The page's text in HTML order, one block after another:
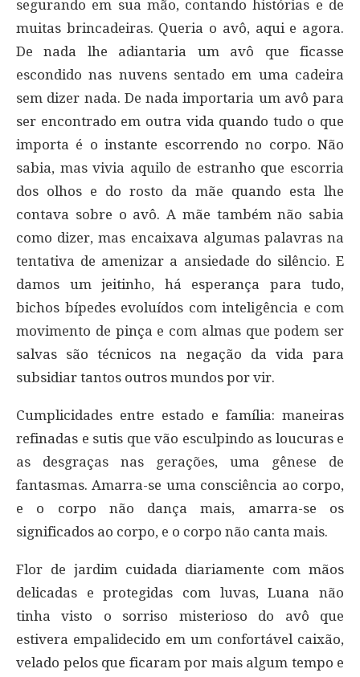
segurando em sua mão, contando histórias e de
muitas brincadeiras. Queria o avô, aqui e agora.
De nada lhe adiantaria um avô que ficasse
escondido nas nuvens sentado em uma cadeira
sem dizer nada. De nada importaria um avô para
ser encontrado em outra vida quando tudo o que
importa é o instante escorrendo no corpo. Não
sabia, mas vivia aquilo de estranho que escorria
dos olhos e do rosto da mãe quando esta lhe
contava sobre o avô. A mãe também não sabia
como dizer, mas encaixava algumas palavras na
tentativa de amenizar a ansiedade do silêncio. E
damos um jeitinho, há esperança para tudo,
bichos bípedes evoluídos com inteligência e com
movimento de pinça e com almas que podem ser
salvas são técnicos na negação da vida para
subsidiar tantos outros mundos por vir.
Cumplicidades entre estado e família: maneiras
refinadas e sutis que vão esculpindo as loucuras e
as desgraças nas gerações, uma gênese de
fantasmas. Amarra-se uma consciência ao corpo,
e o corpo não dança mais, amarra-se os
significados ao corpo, e o corpo não canta mais.
Flor de jardim cuidada diariamente com mãos
delicadas e protegidas com luvas, Luana não
tinha visto o sorriso misterioso do avô que
estivera empalidecido em um confortável caixão,
velado pelos que ficaram por mais algum tempo e